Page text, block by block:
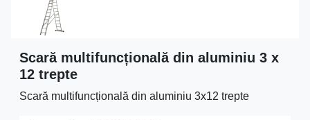
Scară multifuncțională din aluminiu 3 x
12 trepte
Scară multifuncțională din aluminiu 3x12 trepte